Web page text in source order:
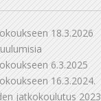
18.3.2026
6.3.2025
16.3.2024.
jatkokoulutus 2023